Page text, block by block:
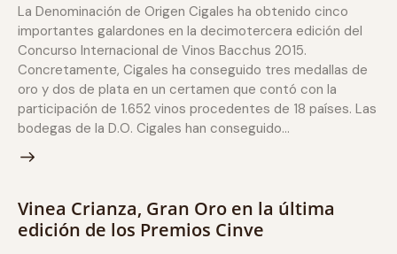
La Denominación de Origen Cigales ha obtenido cinco
importantes galardones en la decimotercera edición del
Concurso Internacional de Vinos Bacchus 2015.
Concretamente, Cigales ha conseguido tres medallas de
oro y dos de plata en un certamen que contó con la
participación de 1.652 vinos procedentes de 18 países. Las
bodegas de la D.O. Cigales han conseguido…
Vinea Crianza, Gran Oro en la última
edición de los Premios Cinve